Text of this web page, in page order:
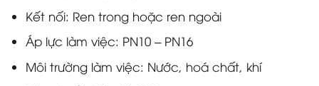
Kết nối: Ren trong hoặc ren ngoài
Áp lực làm việc: PN10 – PN16
Môi trường làm việc: Nước, hoá chất, khí